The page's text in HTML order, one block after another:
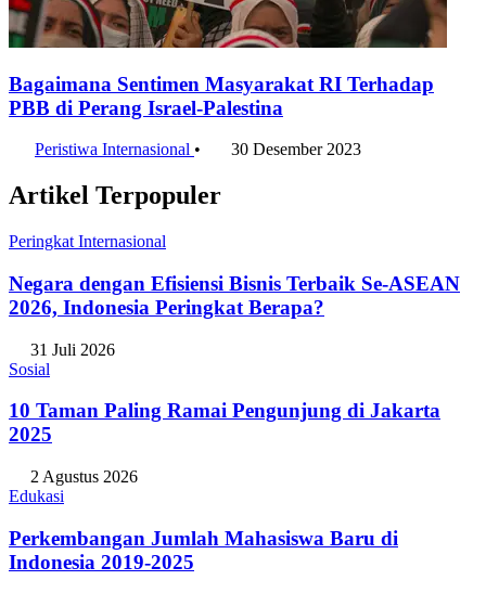
Bagaimana Sentimen Masyarakat RI Terhadap
PBB di Perang Israel-Palestina
Peristiwa Internasional • 30 Desember 2023
Artikel Terpopuler
Peringkat Internasional
Negara dengan Efisiensi Bisnis Terbaik Se-ASEAN
2026, Indonesia Peringkat Berapa?
31 Juli 2026
Sosial
10 Taman Paling Ramai Pengunjung di Jakarta
2025
2 Agustus 2026
Edukasi
Perkembangan Jumlah Mahasiswa Baru di
Indonesia 2019-2025